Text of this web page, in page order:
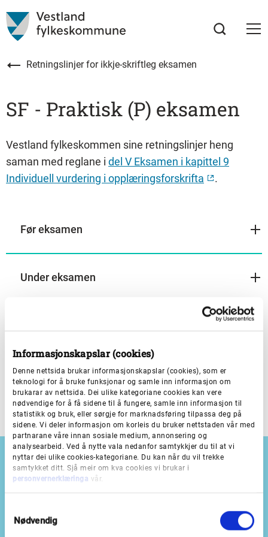
Informasjonskapslar (cookies)
Denne nettsida brukar informasjonskapslar (cookies), som er
teknologi for å bruke funksjonar og samle inn informasjon om
brukarar av nettsida. Dei ulike kategoriane cookies kan vere
nødvendige for å få sidene til å fungere, samle inn informasjon til
statistikk og bruk, eller sørgje for marknadsføring tilpassa deg på
sidene. Vi deler informasjon om korleis du bruker nettstaden vår med
partnarane våre innan sosiale medium, annonsering og
analysearbeid. Ved å nytte vala nedanfor samtykkjer du til at vi
nyttar dei ulike cookies-kategoriane. Du kan når du vil trekke
samtykket ditt. Sjå meir om kva cookies vi brukar i
personvernerklæringa vår.
Nødvendig
Retningslinjer for ikkje-skriftleg eksamen
SF - Praktisk (P) eksamen
Vestland fylkeskommen sine retningslinjer heng
saman med reglane i del V Eksamen i kapittel 9
Individuell vurdering i opplæringsforskrifta
.
Før eksamen
Under eksamen
Etter eksamen
Bergen:
Lars Hilles gate 22